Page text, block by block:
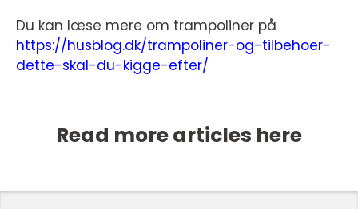
Du kan læse mere om trampoliner på
https://husblog.dk/trampoliner-og-tilbehoer-
dette-skal-du-kigge-efter/
Read more articles here